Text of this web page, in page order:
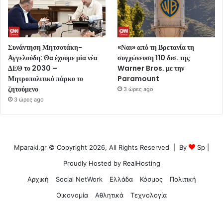
Συνάντηση Μητσοτάκη-
Αγγελούδη: Θα έχουμε μία νέα
ΔΕΘ το 2030 –
Μητροπολιτικό πάρκο το
ζητούμενο
3 ώρες ago
«Ναι» από τη Βρετανία τη
συγχώνευση 110 δισ. της
Warner Bros. με την
Paramount
3 ώρες ago
Mparaki.gr © Copyright 2026, All Rights Reserved | By Sp
Proudly Hosted by RealHosting
Αρχική
Social NetWork Ελλάδα Κόσμος
Πολιτική
Οικονομία
Αθλητικά Τεχνολογία